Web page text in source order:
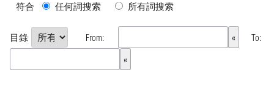
符合 任何詞搜索 所有詞搜索
目錄 From: To: